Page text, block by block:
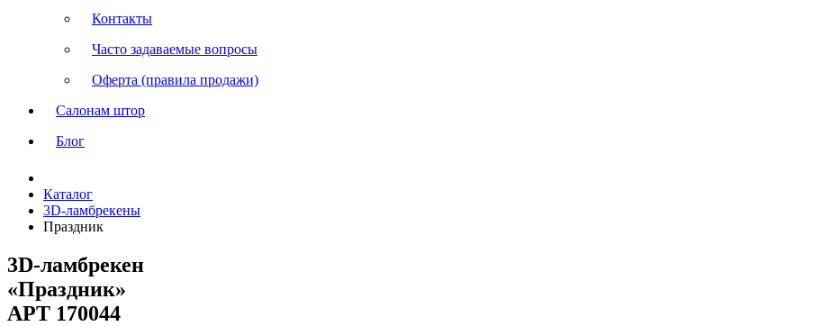
Контакты
Часто задаваемые вопросы
Оферта (правила продажи)
Салонам штор
Блог
Каталог
3D-ламбрекены
Праздник
3D-ламбрекен
«Праздник»
АРТ 170044